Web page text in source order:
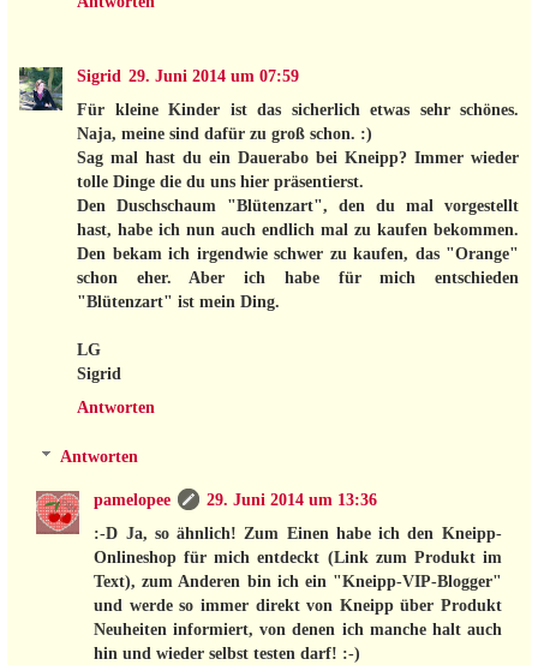
Sigrid 29. Juni 2014 um 07:59
Für kleine Kinder ist das sicherlich etwas sehr schönes.
Naja, meine sind dafür zu groß schon. :)
Sag mal hast du ein Dauerabo bei Kneipp? Immer wieder
tolle Dinge die du uns hier präsentierst.
Den Duschschaum "Blütenzart", den du mal vorgestellt
hast, habe ich nun auch endlich mal zu kaufen bekommen.
Den bekam ich irgendwie schwer zu kaufen, das "Orange"
schon eher. Aber ich habe für mich entschieden
"Blütenzart" ist mein Ding.
LG
Sigrid
Antworten
Antworten
pamelopee
29. Juni 2014 um 13:36
:-D Ja, so ähnlich! Zum Einen habe ich den Kneipp-
Onlineshop für mich entdeckt (Link zum Produkt im
Text), zum Anderen bin ich ein "Kneipp-VIP-Blogger"
und werde so immer direkt von Kneipp über Produkt
Neuheiten informiert, von denen ich manche halt auch
hin und wieder selbst testen darf! :-)